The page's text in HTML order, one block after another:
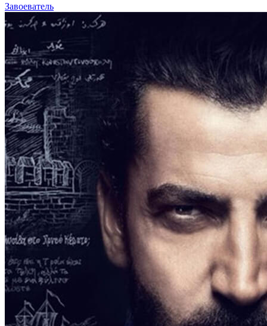
Завоеватель